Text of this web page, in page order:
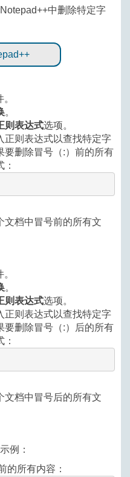
中删除特定字
。
则表达式选项。
正则表达式以查找特定字
要删除冒号（:）前的所有
文档中冒号前的所有文
。
则表达式选项。
正则表达式以查找特定字
要删除冒号（:）后的所有
文档中冒号后的所有文
例：
的所有内容：